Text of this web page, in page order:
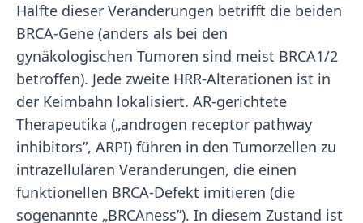
Hälfte dieser Veränderungen betrifft die beiden
BRCA-Gene (anders als bei den
gynäkologischen Tumoren sind meist BRCA1/2
betroffen). Jede zweite HRR-Alterationen ist in
der Keimbahn lokalisiert. AR-gerichtete
Therapeutika („androgen receptor pathway
inhibitors”, ARPI) führen in den Tumorzellen zu
intrazellulären Veränderungen, die einen
funktionellen BRCA-Defekt imitieren (die
sogenannte „BRCAness”). In diesem Zustand ist